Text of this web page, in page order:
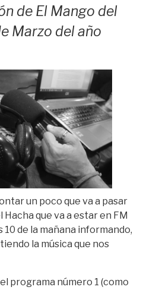
de El Mango del
Marzo del año
un poco que va a pasar
Hacha que va a estar en FM
10 de la mañana informando,
la música que nos
programa número 1 (como